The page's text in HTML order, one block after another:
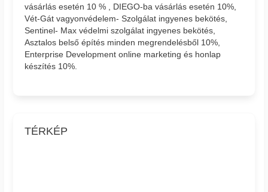
vásárlás esetén 10 % , DIEGO-ba vásárlás esetén 10%,
Vét-Gát vagyonvédelem- Szolgálat ingyenes bekötés,
Sentinel- Max védelmi szolgálat ingyenes bekötés,
Asztalos belső építés minden megrendelésből 10%,
Enterprise Development online marketing és honlap
készítés 10%.
TÉRKÉP